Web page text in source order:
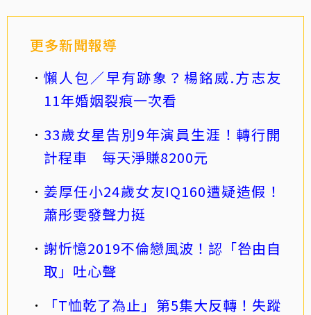
更多新聞報導
懶人包／早有跡象？楊銘威.方志友
11年婚姻裂痕一次看
33歲女星告別9年演員生涯！轉行開
計程車 每天淨賺8200元
姜厚任小24歲女友IQ160遭疑造假！
蕭彤雯發聲力挺
謝忻憶2019不倫戀風波！認「咎由自
取」吐心聲
「T恤乾了為止」第5集大反轉！失蹤